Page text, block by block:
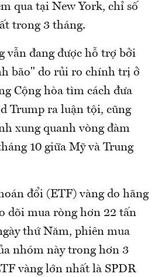
qua tại New York, chỉ số
trong 3 tháng.
vẫn đang được hỗ trợ bởi
bão" do rủi ro chính trị ở
Cộng hòa tìm cách đưa
Trump ra luận tội, cũng
xung quanh vòng đàm
10 giữa Mỹ và Trung
đổi (ETF) vàng do hãng
dõi mua ròng hơn 22 tấn
thứ Năm, phiên mua
nhóm này trong hơn 3
vàng lớn nhất là SPDR